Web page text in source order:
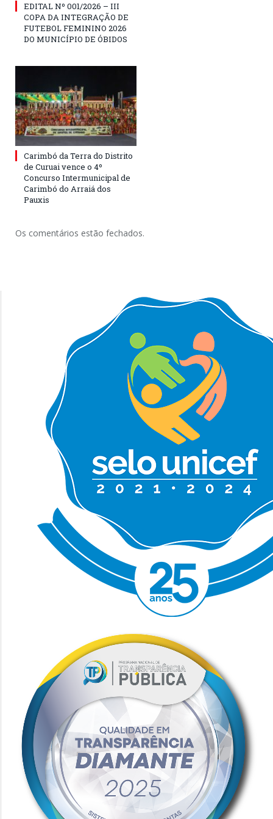
EDITAL Nº 001/2026 – III
COPA DA INTEGRAÇÃO DE
FUTEBOL FEMININO 2026
DO MUNICÍPIO DE ÓBIDOS
Carimbó da Terra do Distrito
de Curuai vence o 4º
Concurso Intermunicipal de
Carimbó do Arraiá dos
Pauxis
Os comentários estão fechados.